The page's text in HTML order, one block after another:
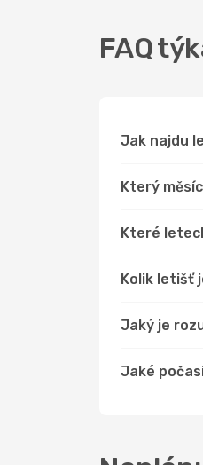
FAQ
Jak najdu
Který
Které
Kolik letišť
Jaký je
Jaké